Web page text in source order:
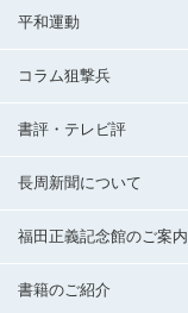
平和運動
コラム狙撃兵
書評・テレビ評
長周新聞について
福田正義記念館のご案内
書籍のご紹介